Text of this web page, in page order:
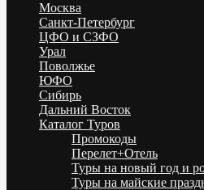
Низкие цены на путевки 3-7-10
море. Распродажа экскурсионных
Обновление каждый день.
Москва
Санкт-Петербург
ЦФО и СЗФО
Урал
Поволжье
ЮФО
Сибирь
Дальний Восток
Каталог Туров
Промокоды
Перелет+Отель
Туры на новый год и
Туры на майские